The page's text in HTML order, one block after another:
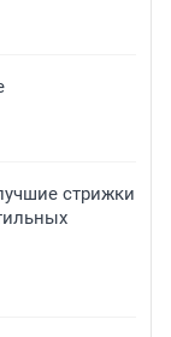
стрижки